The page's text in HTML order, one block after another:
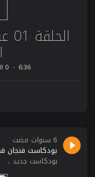
6:36 0 الإعجابات
6 سنوات مضت
بودكاست فنجان
بودكاست جديد ،